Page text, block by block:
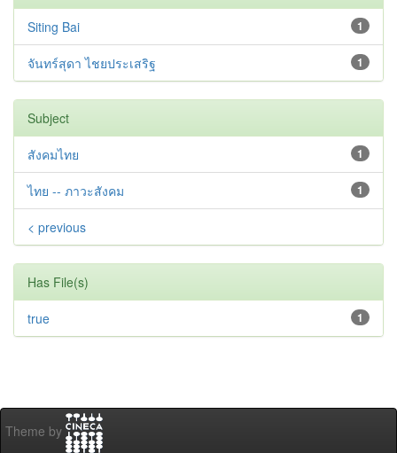
1
Siting Bai
1
จันทร์สุดา ไชยประเสริฐ
Subject
1
สังคมไทย
1
ไทย -- ภาวะสังคม
< previous
Has File(s)
1
true
Theme by